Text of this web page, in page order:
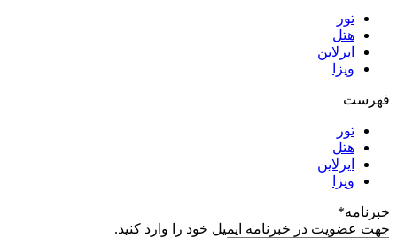
تور
هتل
ایرلاین
ویزا
فهرست
تور
هتل
ایرلاین
ویزا
خبرنامه*
جهت عضویت در خبرنامه ایمیل خود را وارد کنید.